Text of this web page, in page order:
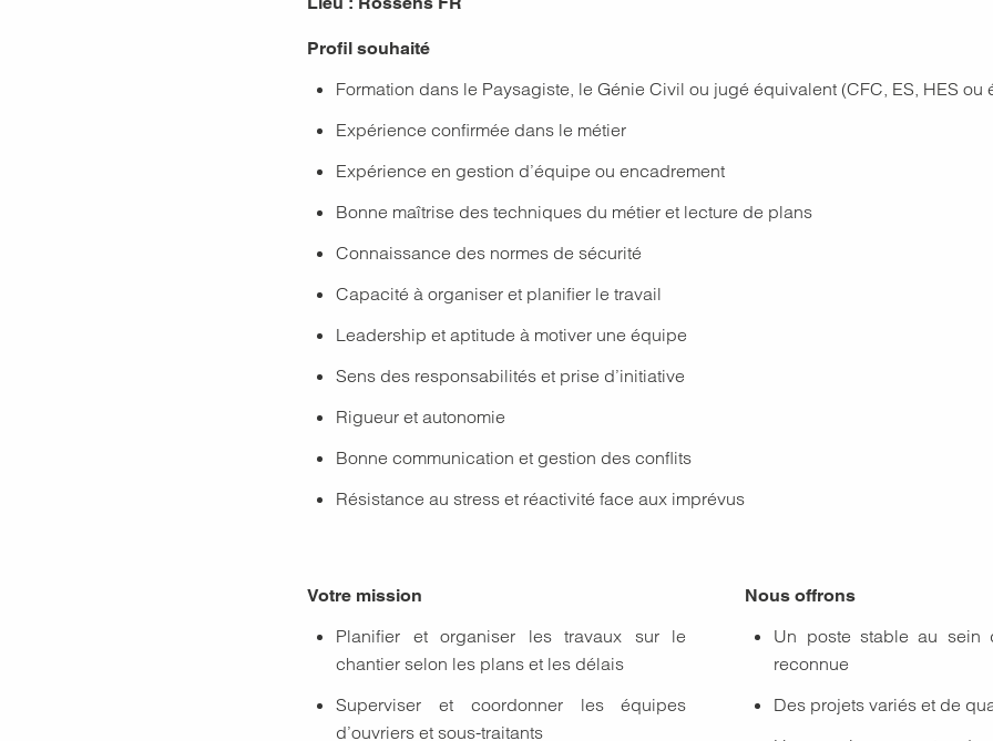
Profil souhaité
Formation dans le Paysagiste, le Génie Civil ou jugé équivalent (CFC, ES, HES ou
Expérience confirmée dans le métier
Expérience en gestion d’équipe ou encadrement
Bonne maîtrise des techniques du métier et lecture de plans
Connaissance des normes de sécurité
Capacité à organiser et planifier le travail
Leadership et aptitude à motiver une équipe
Sens des responsabilités et prise d’initiative
Rigueur et autonomie
Bonne communication et gestion des conflits
Résistance au stress et réactivité face aux imprévus
Votre mission
Planifier et organiser les travaux sur le
chantier selon les plans et les délais
Superviser et coordonner les équipes
d’ouvriers et sous-traitants
Nous offrons
Un poste stable au sein
reconnue
Des projets variés et de